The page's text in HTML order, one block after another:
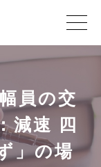
員の交
減速 四
」の場